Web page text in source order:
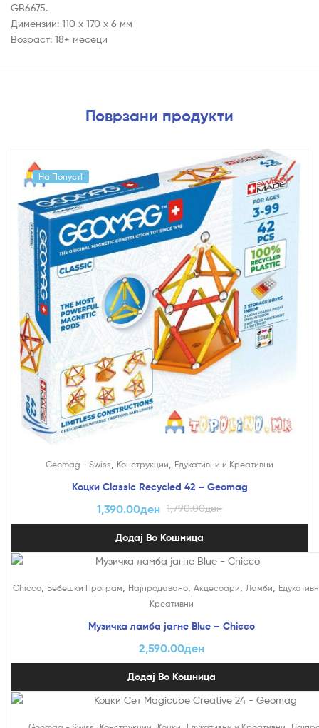
GB6675.
Димензии: 110 х 170 х 6 мм
Возраст: 18+ месеци
Поврзани продукти
На Попуст!
Geomag - Swiss Конструкции Едукативни и Креативни
Коцки Classic Recycled 42 – Geomag
1,790.00ден
1,390.00ден
Додај Во Кошница
Chicco, Бебешки Програм Најпродавано, Акцесоари Ламби
Креативни
Музичка ламба јагне Blue – Chicco
2,590.00ден
Додај Во Кошница